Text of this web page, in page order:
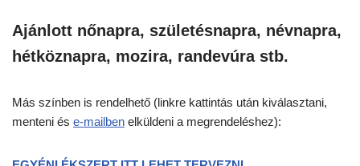
Ajánlott nőnapra, születésnapra, névnapra,
hétköznapra, mozira, randevúra stb.
Más színben is rendelhető (linkre kattintás után kiválasztani,
menteni és e-mailben elküldeni a megrendeléshez):